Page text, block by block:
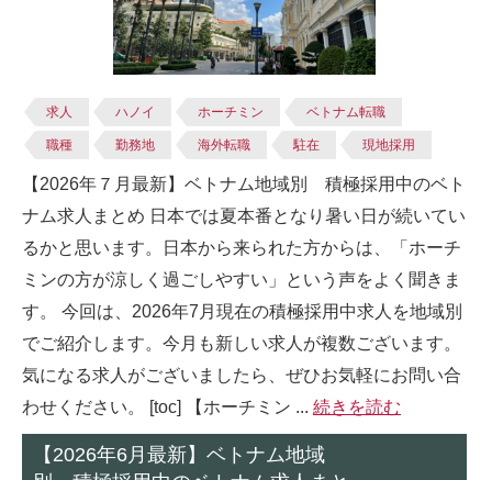
求人 ハノイ ホーチミン ベトナム転職
職種 勤務地 海外転職 駐在 現地採用
【2026年７月最新】ベトナム地域別 積極採用中のベト
ナム求人まとめ 日本では夏本番となり暑い日が続いてい
るかと思います。日本から来られた方からは、「ホーチ
ミンの方が涼しく過ごしやすい」という声をよく聞きま
す。 今回は、2026年7月現在の積極採用中求人を地域別
でご紹介します。今月も新しい求人が複数ございます。
気になる求人がございましたら、ぜひお気軽にお問い合
わせください。 [toc] 【ホーチミン ... 続きを読む
【2026年6月最新】ベトナム地域